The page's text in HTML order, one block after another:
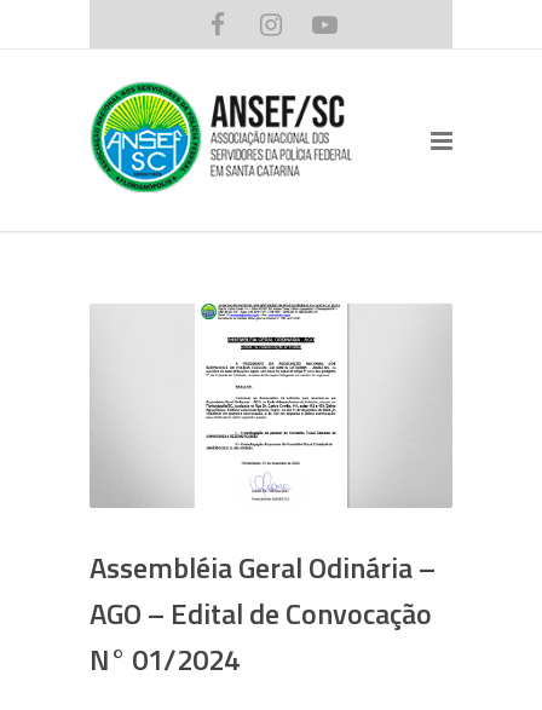
Assembléia Geral Odinária –
AGO – Edital de Convocação
N° 01/2024